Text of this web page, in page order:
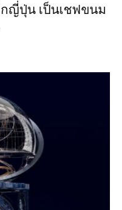
ญี่ปุ่น เป็นเชฟขนม